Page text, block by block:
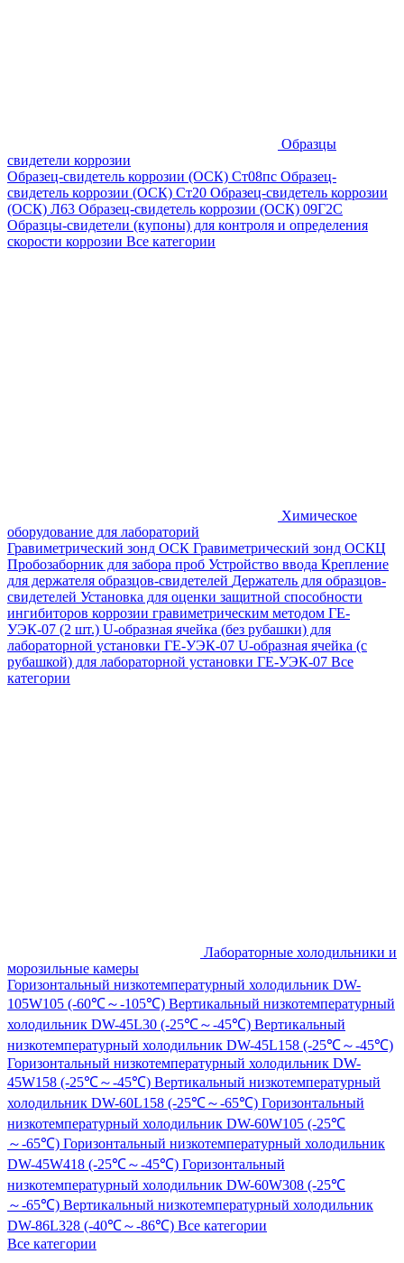
Образцы
свидетели коррозии
Образец-свидетель коррозии (ОСК) Ст08пс Образец-
свидетель коррозии (ОСК) Ст20 Образец-свидетель коррозии
(ОСК) Л63 Образец-свидетель коррозии (ОСК) 09Г2С
Образцы-свидетели (купоны) для контроля и определения
скорости коррозии Все категории
Химическое
оборудование для лабораторий
Гравиметрический зонд ОСК Гравиметрический зонд ОСКЦ
Пробозаборник для забора проб Устройство ввода Крепление
для держателя образцов-свидетелей Держатель для образцов-
свидетелей Установка для оценки защитной способности
ингибиторов коррозии гравиметрическим методом ГЕ-
УЭК-07 (2 шт.) U-образная ячейка (без рубашки) для
лабораторной установки ГЕ-УЭК-07 U-образная ячейка (с
рубашкой) для лабораторной установки ГЕ-УЭК-07 Все
категории
Лабораторные холодильники и
морозильные камеры
Горизонтальный низкотемпературный холодильник DW-
105W105 (-60℃～-105℃) Вертикальный низкотемпературный
холодильник DW-45L30 (-25℃～-45℃) Вертикальный
низкотемпературный холодильник DW-45L158 (-25℃～-45℃)
Горизонтальный низкотемпературный холодильник DW-
45W158 (-25℃～-45℃) Вертикальный низкотемпературный
холодильник DW-60L158 (-25℃～-65℃) Горизонтальный
низкотемпературный холодильник DW-60W105 (-25℃
～-65℃) Горизонтальный низкотемпературный холодильник
DW-45W418 (-25℃～-45℃) Горизонтальный
низкотемпературный холодильник DW-60W308 (-25℃
～-65℃) Вертикальный низкотемпературный холодильник
DW-86L328 (-40℃～-86℃) Все категории
Все категории